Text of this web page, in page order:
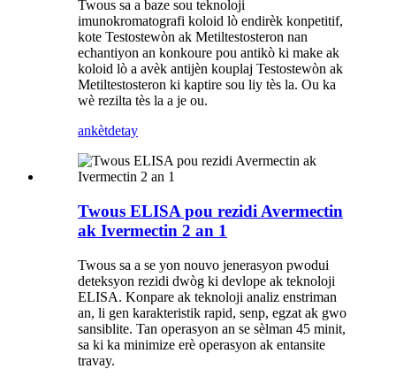
Twous sa a baze sou teknoloji
imunokromatografi koloid lò endirèk konpetitif,
kote Testostewòn ak Metiltestosteron nan
echantiyon an konkoure pou antikò ki make ak
koloid lò a avèk antijèn kouplaj Testostewòn ak
Metiltestosteron ki kaptire sou liy tès la. Ou ka
wè rezilta tès la a je ou.
ankètdetay
Twous ELISA pou rezidi Avermectin
ak Ivermectin 2 an 1
Twous sa a se yon nouvo jenerasyon pwodui
deteksyon rezidi dwòg ki devlope ak teknoloji
ELISA. Konpare ak teknoloji analiz enstriman
an, li gen karakteristik rapid, senp, egzat ak gwo
sansiblite. Tan operasyon an se sèlman 45 minit,
sa ki ka minimize erè operasyon ak entansite
travay.